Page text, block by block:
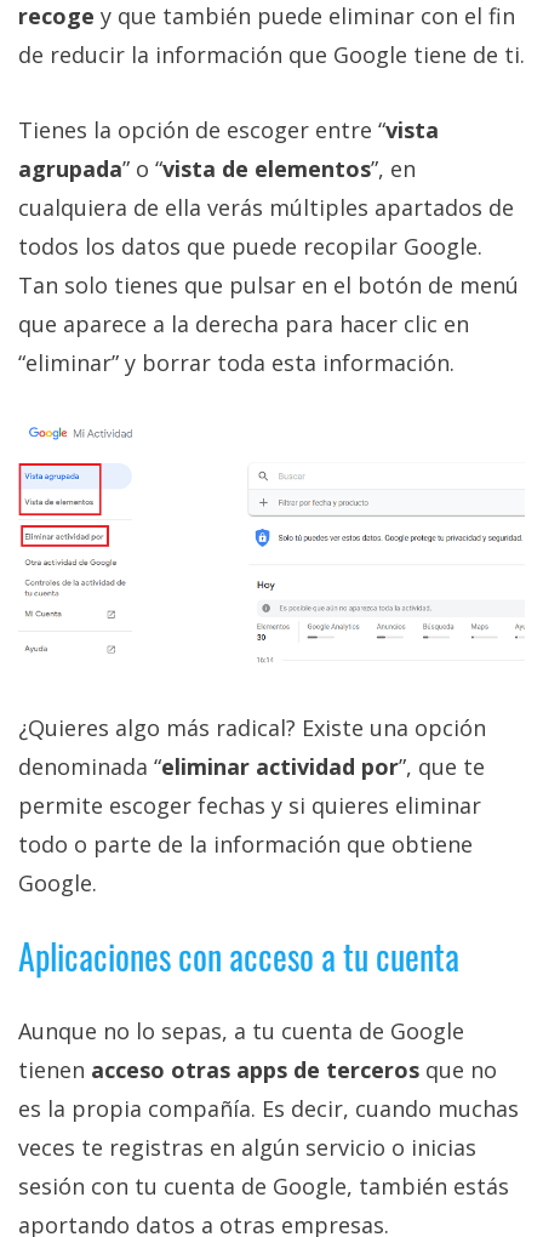
recoge y que también puede eliminar con el fin
de reducir la información que Google tiene de ti.
Tienes la opción de escoger entre “vista
agrupada” o “vista de elementos”, en
cualquiera de ella verás múltiples apartados de
todos los datos que puede recopilar Google.
Tan solo tienes que pulsar en el botón de menú
que aparece a la derecha para hacer clic en
“eliminar” y borrar toda esta información.
¿Quieres algo más radical? Existe una opción
denominada “eliminar actividad por”, que te
permite escoger fechas y si quieres eliminar
todo o parte de la información que obtiene
Google.
Aplicaciones con acceso a tu cuenta
Aunque no lo sepas, a tu cuenta de Google
tienen acceso otras apps de terceros que no
es la propia compañía. Es decir, cuando muchas
veces te registras en algún servicio o inicias
sesión con tu cuenta de Google, también estás
aportando datos a otras empresas.